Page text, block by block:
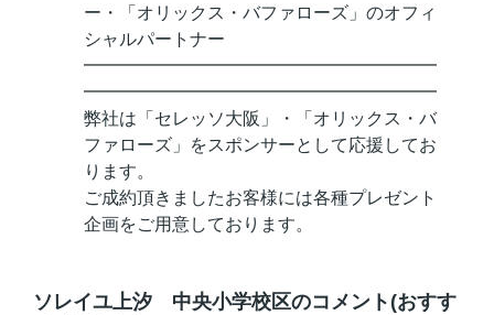
ー・「オリックス・バファローズ」のオフィ
シャルパートナー
━━━━━━━━━━━━━━━━━━━━
━━━━━━━━━━━━━━━━━━━━
弊社は「セレッソ大阪」・「オリックス・バ
ファローズ」をスポンサーとして応援してお
ります。
ご成約頂きましたお客様には各種プレゼント
企画をご用意しております。
ソレイユ上汐 中央小学校区のコメント(おすす